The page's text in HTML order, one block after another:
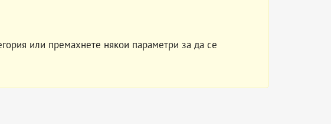
или премахнете някои параметри за да се